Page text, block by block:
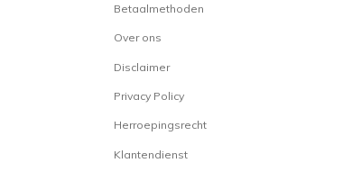
Betaalmethoden
Over ons
Disclaimer
Privacy Policy
Herroepingsrecht
Klantendienst